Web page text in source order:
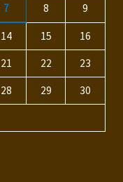
7 8 9
14 15 16
21 22 23
28 29 30